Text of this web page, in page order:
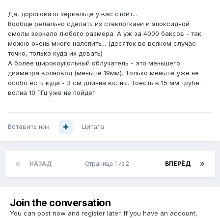
Да, дороговато зеркальце у вас стоит...
Вообще релально сделать из стеклоткани и эпоксидной
смолы зеркало любого размера. А уж за 4000 баксов - так
можно очень много налепить... (десяток во всяком случае
точно, только куда их девать)
А более широкоугольный облучатель - это меньшего
диаметра волновод (меньше 19мм). Только меньше уже не
особо есть куда - 3 см длинна волны. Тоесть в 15 мм трубе
волна 10 ГГц уже не пойдет.
Вставить ник Цитата
НАЗАД ВПЕРЁД
Страница 1 из 2
Join the conversation
You can post now and register later. If you have an account,